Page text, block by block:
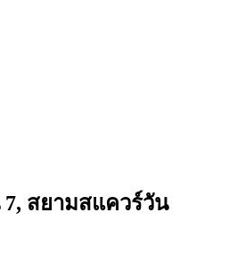
7, สยามสแควร์วัน